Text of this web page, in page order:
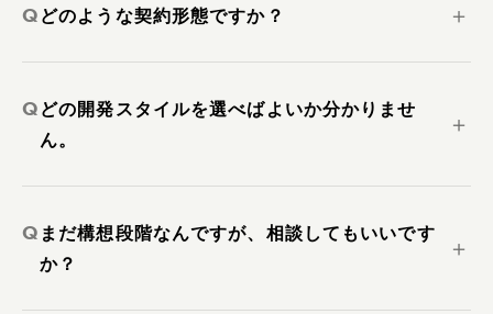
Q どのような契約形態ですか？ ＋
Q どの開発スタイルを選べばよいか分かりませ
ん。
＋
Q まだ構想段階なんですが、相談してもいいです
か？
＋